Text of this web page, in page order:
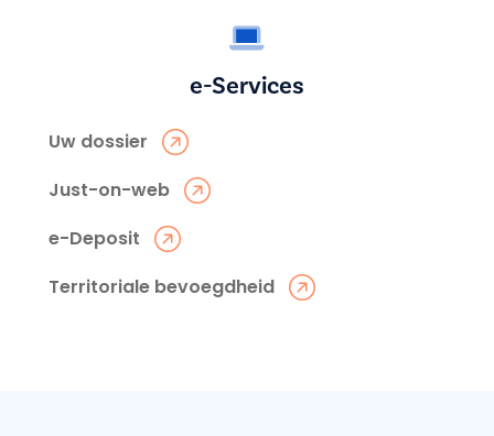
e-Services
Uw dossier
Just-on-web
e-Deposit
Territoriale bevoegdheid